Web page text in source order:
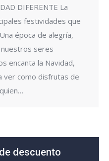
DIFERENTE La
festividades que
época de alegría,
seres
encanta la Navidad,
como disfrutas de
descuento